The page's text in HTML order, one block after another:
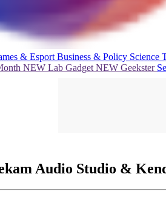
& Esport Business & Policy Science
NEW Lab Gadget NEW Geekster
Audio Studio &